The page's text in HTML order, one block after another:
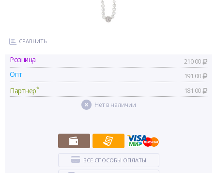
СРАВНИТЬ
Розница 210.00
Опт 191.00
Партнер* 181.00
Нет в наличии
ВСЕ СПОСОБЫ ОПЛАТЫ